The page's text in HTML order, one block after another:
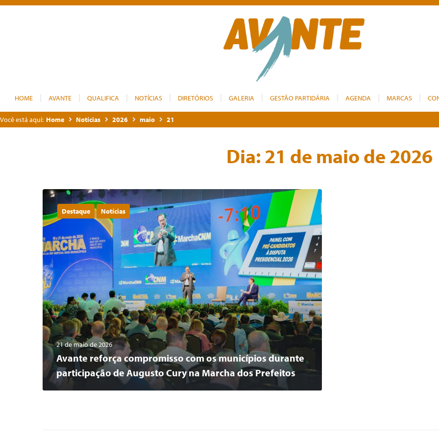
HOME AVANTE QUALIFICA NOTÍCIAS DIRETÓRIOS GALERIA GESTÃO PARTIDÁRIA AGENDA MARCAS
Você está aqui: Home Notícias 2026 maio 21
Dia:21 de maio de 2026
Destaque Notícias
21 de maio de 2026
Avante reforça compromisso com os municípios durante
participação de Augusto Cury na Marcha dos Prefeitos